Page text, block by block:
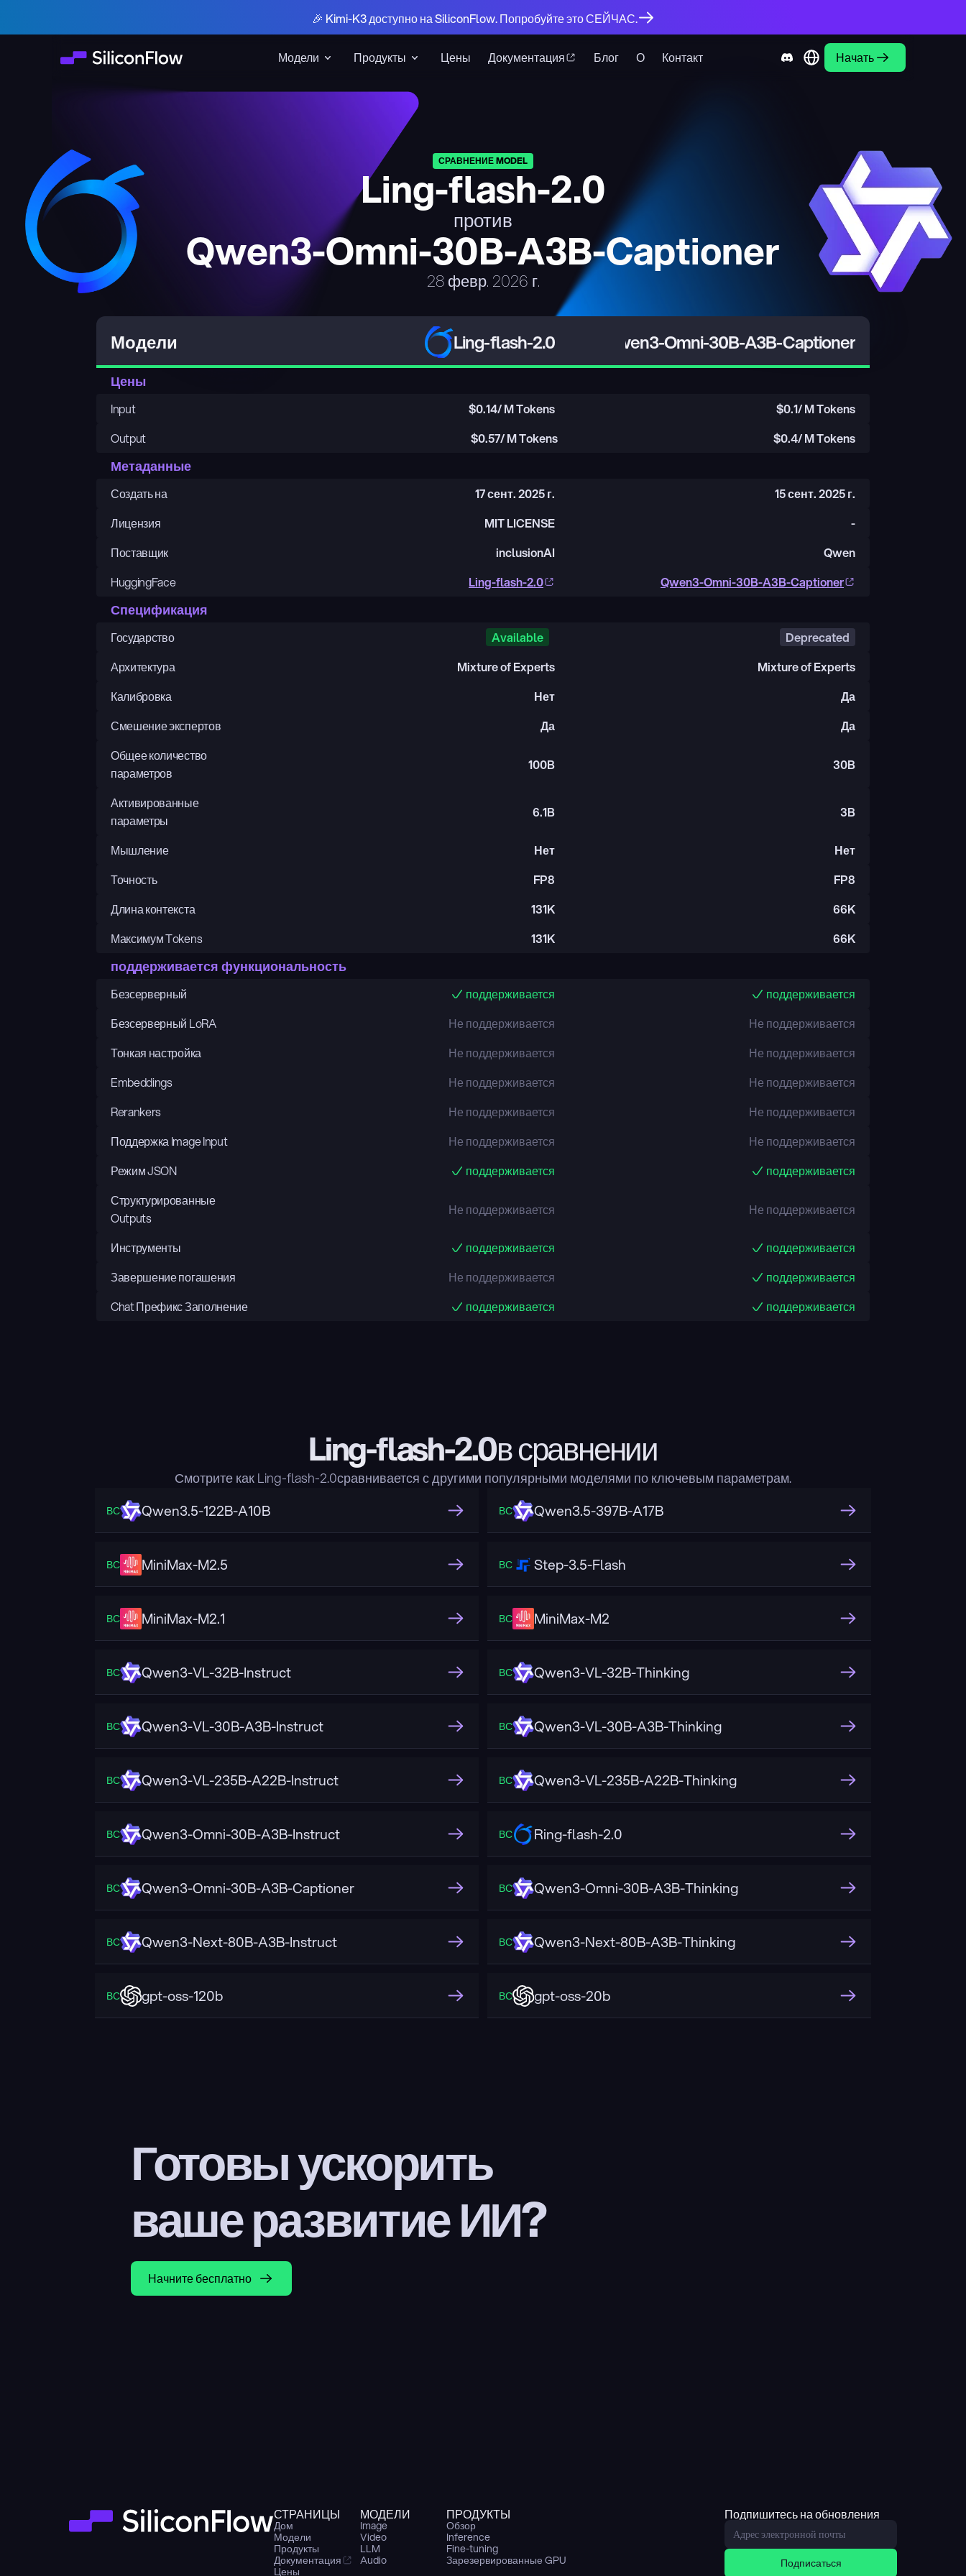
Модели Продукты Цены Документация Блог О Контакт Начать
🎉 Kimi-K3 доступно на SiliconFlow. Попробуйте это СЕЙЧАС.
СРАВНЕНИЕ MODEL
Ling-flash-2.0
против
Qwen3-Omni-30B-A3B-Captioner
28 февр. 2026 г.
Модели Ling-flash-2.0 Qwen3-Omni-30B-A3B-Captioner
Цены
Input $0.14/ M Tokens $0.1/ M Tokens
Output
$0.57/ M Tokens $0.4/ M Tokens
Метаданные
Создать на 17 сент. 2025 г.
15 сент. 2025 г.
Лицензия
MIT LICENSE
-
Поставщик
inclusionAI
Qwen
HuggingFace
Ling-flash-2.0 Qwen3-Omni-30B-A3B-Captioner
Спецификация
Государство Available
Deprecated
Архитектура
Mixture of Experts
Mixture of Experts
Калибровка
Нет
Да
Смешение экспертов
Да
Да
Общее количество
параметров
100B 30B
Активированные
параметры
6.1B 3B
Мышление Нет
Нет
Точность
FP8
FP8
Длина контекста
131K
66K
Максимум Tokens
131K 66K
поддерживается функциональность
Безсерверный поддерживается
поддерживается
Безсерверный LoRA
Не поддерживается
Не поддерживается
Тонкая настройка
Не поддерживается
Не поддерживается
Embeddings
Не поддерживается
Не поддерживается
Rerankers
Не поддерживается
Не поддерживается
Поддержка Image Input
Не поддерживается
Не поддерживается
Режим JSON
поддерживается
поддерживается
Структурированные
Outputs
Не поддерживается Не поддерживается
Инструменты поддерживается
поддерживается
Завершение погашения
Не поддерживается
поддерживается
Chat Префикс Заполнение
поддерживается поддерживается
Ling-flash-2.0в сравнении
Смотрите как Ling-flash-2.0сравнивается с другими популярными моделями по ключевым параметрам.
ВС Qwen3.5-122B-A10B ВС Qwen3.5-397B-A17B
ВС MiniMax-M2.5 ВС Step-3.5-Flash
ВС MiniMax-M2.1 ВС MiniMax-M2
ВС Qwen3-VL-32B-Instruct ВС Qwen3-VL-32B-Thinking
ВС Qwen3-VL-30B-A3B-Instruct ВС Qwen3-VL-30B-A3B-Thinking
ВС Qwen3-VL-235B-A22B-Instruct ВС Qwen3-VL-235B-A22B-Thinking
ВС Qwen3-Omni-30B-A3B-Instruct ВС Ring-flash-2.0
ВС Qwen3-Omni-30B-A3B-Captioner ВС Qwen3-Omni-30B-A3B-Thinking
ВС Qwen3-Next-80B-A3B-Instruct ВС Qwen3-Next-80B-A3B-Thinking
ВС gpt-oss-120b ВС gpt-oss-20b
Готовы ускорить
ваше развитие ИИ?
Начните бесплатно
СТРАНИЦЫ
Дом
Модели
Продукты
Документация
Цены
МОДЕЛИ
Image
Video
LLM
Audio
ПРОДУКТЫ
Обзор
Inference
Fine-tuning
Зарезервированные GPU
Подпишитесь на обновления
Подписаться